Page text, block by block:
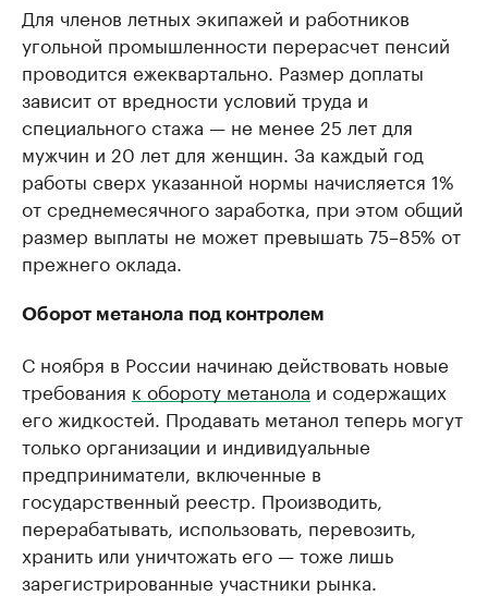
Для членов летных экипажей и работников
угольной промышленности перерасчет пенсий
проводится ежеквартально. Размер доплаты
зависит от вредности условий труда и
специального стажа — не менее 25 лет для
мужчин и 20 лет для женщин. За каждый год
работы сверх указанной нормы начисляется 1%
от среднемесячного заработка, при этом общий
размер выплаты не может превышать 75–85% от
прежнего оклада.
Оборот метанола под контролем
С ноября в России начинаю действовать новые
требования к обороту метанола и содержащих
его жидкостей. Продавать метанол теперь могут
только организации и индивидуальные
предприниматели, включенные в
государственный реестр. Производить,
перерабатывать, использовать, перевозить,
хранить или уничтожать его — тоже лишь
зарегистрированные участники рынка.